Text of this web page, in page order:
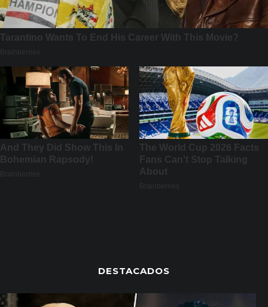
DESTACADOS